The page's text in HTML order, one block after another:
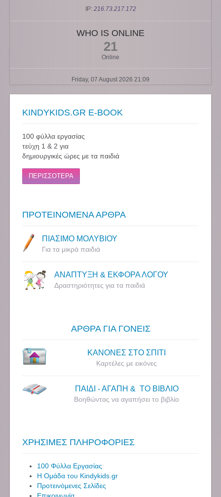
IP: 216.73.217.172
WHO IS ONLINE
21
Online
Friday, 07 August 2026 21:09
KINDYKIDS.GR E-BOOK
100 φύλλα εργασίας
τεύχη 1 & 2 για
δημιουργικές ώρες με τα παιδιά
ΠΕΡΙΣΣΟΤΕΡΑ
ΠΡΟΤΕΙΝΟΜΕΝΑ ΑΡΘΡΑ
ΠΙΑΣΙΜΟ ΜΟΛΥΒΙΟΥ
Για τα μικρά παιδιά
ΑΝΑΠΤΥΞΗ & ΕΚΦΟΡΑ ΛΟΓΟΥ
Δραστηριότητες για τα παιδιά
ΑΡΘΡΑ ΓΙΑ ΓΟΝΕΙΣ
ΚΑΝΟΝΕΣ ΣΤΟ ΣΠΙΤΙ
Καρτέλες με εικόνες
ΠΑΙΔΙ - ΑΓΑΠΗ & ΤΟ ΒΙΒΛΙΟ
Βοηθώντας να αγαπήσει το βιβλίο
ΧΡΗΣΙΜΕΣ ΠΛΗΡΟΦΟΡΙΕΣ
100 Φύλλα Εργασίας
Η Ομάδα του Kindykids.gr
Προτεινόμενες Σελίδες